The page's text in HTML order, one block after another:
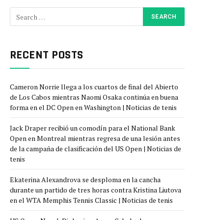
RECENT POSTS
Cameron Norrie llega a los cuartos de final del Abierto
de Los Cabos mientras Naomi Osaka continúa en buena
forma en el DC Open en Washington | Noticias de tenis
Jack Draper recibió un comodín para el National Bank
Open en Montreal mientras regresa de una lesión antes
de la campaña de clasificación del US Open | Noticias de
tenis
Ekaterina Alexandrova se desploma en la cancha
durante un partido de tres horas contra Kristina Liutova
en el WTA Memphis Tennis Classic | Noticias de tenis